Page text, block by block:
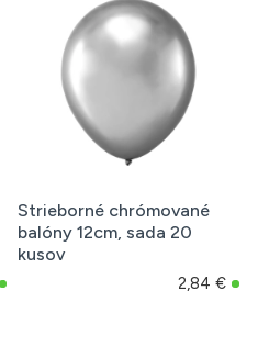
Strieborné chrómované
balóny 12cm, sada 20
kusov
2,84 €